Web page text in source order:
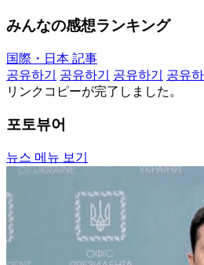
みんなの感想ランキング
国際・日本 記事
공유하기
공유하기 공유하기 공유하
リンクコピーが完了しました。
포토뷰어
뉴스 메뉴 보기